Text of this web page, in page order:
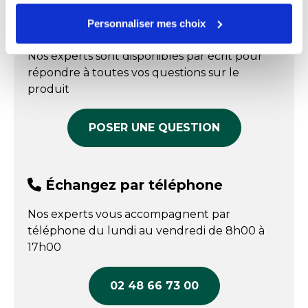
Personnaliser mes choix
Type d'assiettes Creuse
Livraison sous 3
Prix public affiché
COMPARER
Référence : 0109051958
Prix public affiché
108,10 € HT
COMPARER
Échangez par écrit
Nos experts sont disponibles par écrit pour
répondre à toutes vos questions sur le
produit
POSER UNE QUESTION
Échangez par téléphone
Nos experts vous accompagnent par
téléphone du lundi au vendredi de 8h00 à
17h00
02 48 66 73 00